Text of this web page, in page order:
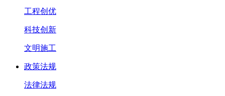
工程创优
科技创新
文明施工
政策法规
法律法规